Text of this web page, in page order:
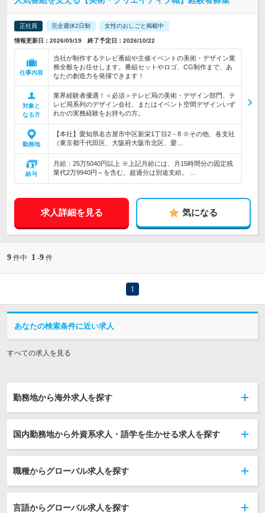
正社員 完全週休2日制 女性のおしごと掲載中
情報更新日：2026/05/19 終了予定日：2026/10/22
仕事内容
当社が制作するテレビ番組や主催イベントの美術・デザイン業
務全般をお任せします。番組セットやロゴ、CG制作まで、あ
なたの創造力を発揮できます！
対象と
なる方
業界経験者優遇！＜必須＞テレビ局の美術・デザイン部門、テ
レビ局系列のデザイン会社、またはイベント空間デザインいず
れかの実務経験をお持ちの方。
勤務地
【本社】愛知県名古屋市中区新栄1丁目2－8 ※その他、各支社
（東京都千代田区、大阪府大阪市北区、愛…
給与
月給：25万5040円以上 ※上記月給には、月15時間分の固定残
業代2万9940円～を含む。超過分は別途支給。 …
求人詳細を見る 気になる
9 件中 1 -9 件
1
あなたの検索条件に近い求人
すべての求人を見る
勤務地から海外求人を探す
国内勤務地から外資系求人・語学を生かせる求人を探す
職種からグローバル求人を探す
言語からグローバル求人を探す